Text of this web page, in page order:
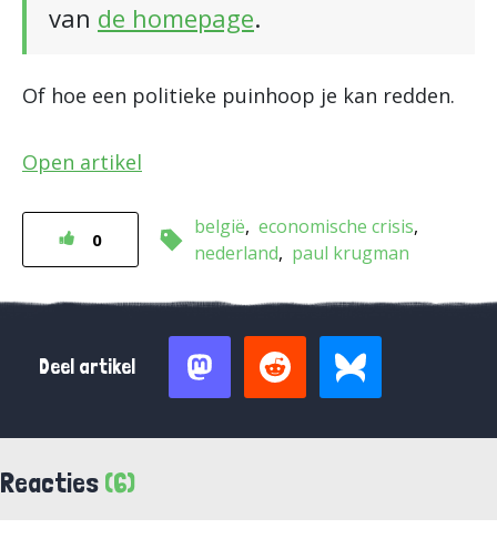
van de homepage.
Of hoe een politieke puinhoop je kan redden.
Open artikel
0
belgië economische crisis
nederland
paul krugman
Deel artikel
Reacties (6)